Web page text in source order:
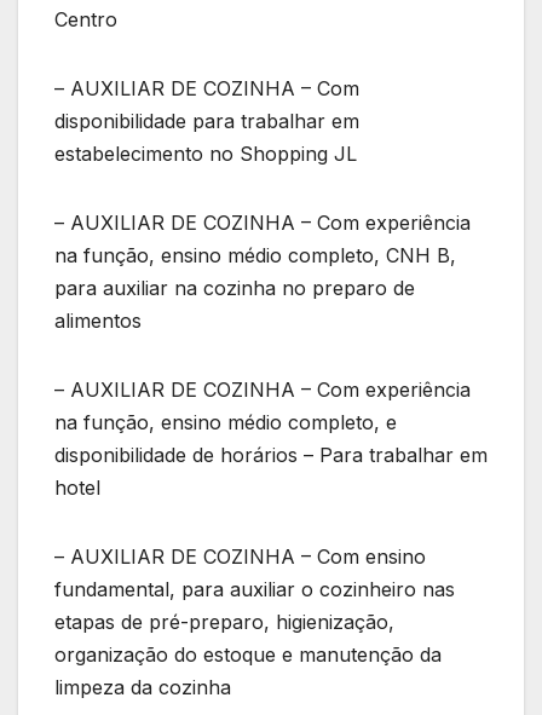
Centro
– AUXILIAR DE COZINHA – Com
disponibilidade para trabalhar em
estabelecimento no Shopping JL
– AUXILIAR DE COZINHA – Com experiência
na função, ensino médio completo, CNH B,
para auxiliar na cozinha no preparo de
alimentos
– AUXILIAR DE COZINHA – Com experiência
na função, ensino médio completo, e
disponibilidade de horários – Para trabalhar em
hotel
– AUXILIAR DE COZINHA – Com ensino
fundamental, para auxiliar o cozinheiro nas
etapas de pré-preparo, higienização,
organização do estoque e manutenção da
limpeza da cozinha